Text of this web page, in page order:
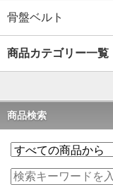
骨盤ベルト
商品カテゴリー一覧
商品検索